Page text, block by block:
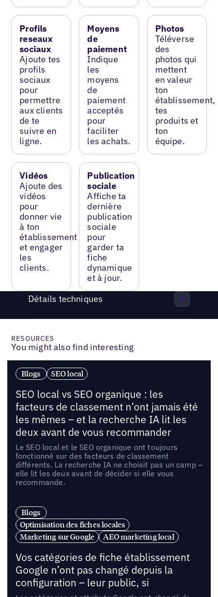
Profils
reseaux
sociaux
Ajoute tes
profils
sociaux
pour
permettre
aux clients
de te
suivre en
ligne.
Moyens
de
paiement
Indique
les
moyens
de
paiement
acceptés
pour
faciliter
les achats.
Photos
Téléverse
des
photos qui
mettent
en valeur
ton
établissement,
tes
produits et
ton
équipe.
Vidéos
Ajoute des
vidéos
pour
donner vie
à ton
établissement
et engager
les
clients.
Publication
sociale
Affiche ta
dernière
publication
sociale
pour
garder ta
fiche
dynamique
et à jour.
Détails techniques
RESOURCES
You might also find interesting
Blogs SEO local
SEO local vs SEO organique : les
facteurs de classement n’ont jamais été
les mêmes – et la recherche IA lit les
deux avant de vous recommander
Le SEO local et le SEO organique ont toujours
fonctionné sur des facteurs de classement
différents. La recherche IA ne choisit pas un camp –
elle lit les deux avant de décider si elle vous
recommande.
Blogs
Optimisation des fiches locales
Marketing sur Google
AEO marketing local
Vos catégories de fiche établissement
Google n’ont pas changé depuis la
configuration – leur public, si